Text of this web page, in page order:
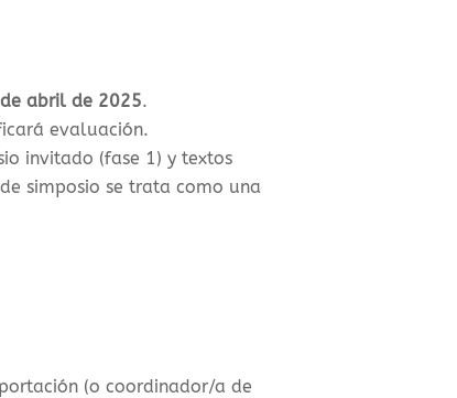
abril de 2025.
evaluación.
invitado (fase 1) y textos
simposio se trata como una
(o coordinador/a de